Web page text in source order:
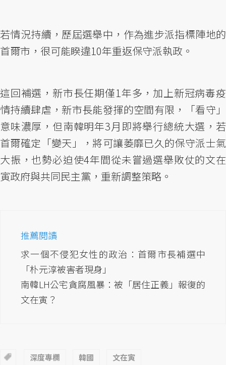
若情況持續，歷屆選舉中，作為進步派指標陣地的
首爾市，很可能睽違10年重返保守派執政。
這回補選，新市長任期僅1年多，加上新冠病毒疫
情持續肆虐，新市長能發揮的空間有限，「看守」
意味濃厚，但南韓明年3月即將舉行總統大選，若
首爾確定「變天」，將可讓萎靡已久的保守派士氣
大振，也勢必迫使4年間從未嘗過選舉敗仗的文在
寅政府與共同民主黨，重新調整策略。
推薦閱讀
求一個不侵犯女性的政治：首爾市長補選中
「朴元淳被害者現身」
南韓LH公宅貪腐風暴：被「居住正義」報復的
文在寅？
深度專欄 韓國 文在寅